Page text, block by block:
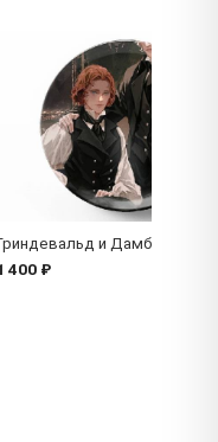
и Дамблдор
400 ₽